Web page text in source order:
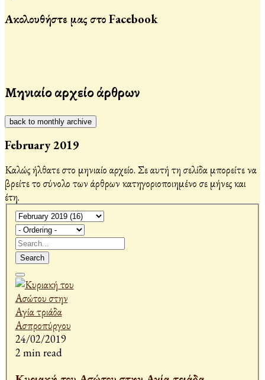
Ακολουθήστε μας στο Facebook
Μηνιαίο αρχείο άρθρων
back to monthly archive
February 2019
Καλώς ήλθατε στο μηνιαίο αρχείο. Σε αυτή τη σελίδα μπορείτε να
βρείτε το σύνολο των άρθρων κατηγοριοποιημένο σε μήνες και
έτη.
Search
24/02/2019
2 min read